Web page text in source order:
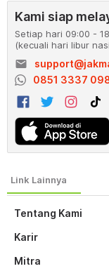
Tentang Kami
Karir
Mitra
Kami siap
Setiap hari 09:00 -
(kecuali hari libur
email
0851 3337